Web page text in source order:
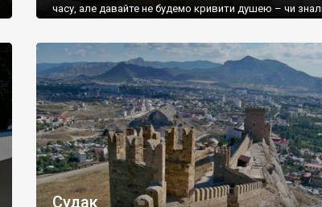
часу, але давайте не будемо кривити душею – чи
Судак